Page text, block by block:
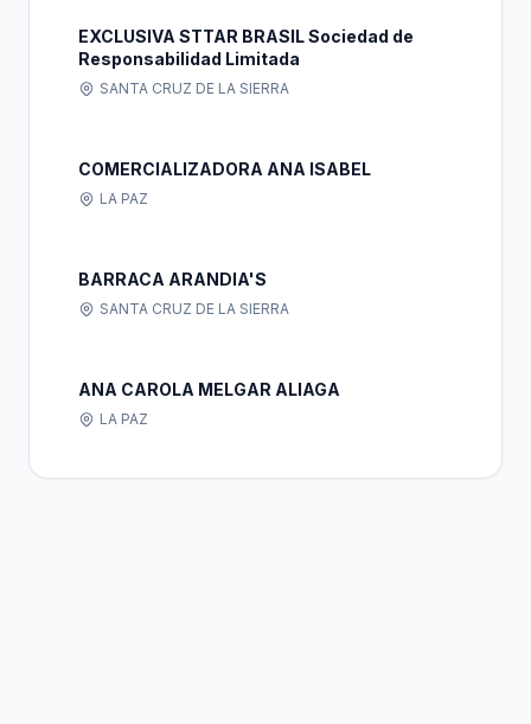
EXCLUSIVA STTAR BRASIL Sociedad de
Responsabilidad Limitada
SANTA CRUZ DE LA SIERRA
COMERCIALIZADORA ANA ISABEL
LA PAZ
BARRACA ARANDIA'S
SANTA CRUZ DE LA SIERRA
ANA CAROLA MELGAR ALIAGA
LA PAZ